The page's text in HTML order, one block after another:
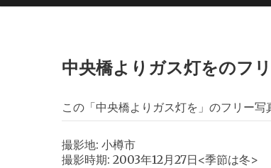
中央橋よりガス灯をのフ
この「中央橋よりガス灯を」のフリー写
撮影地: 小樽市
撮影時期: 2003年12月27日<季節は冬>